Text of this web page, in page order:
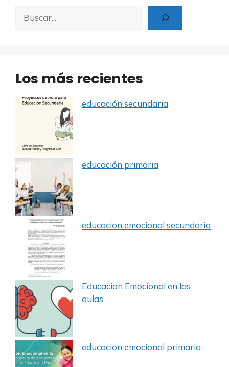
Los más recientes
educación secundaria
educación primaria
educacion emocional secundaria
Educacion Emocional en las
aulas
educacion emocional primaria